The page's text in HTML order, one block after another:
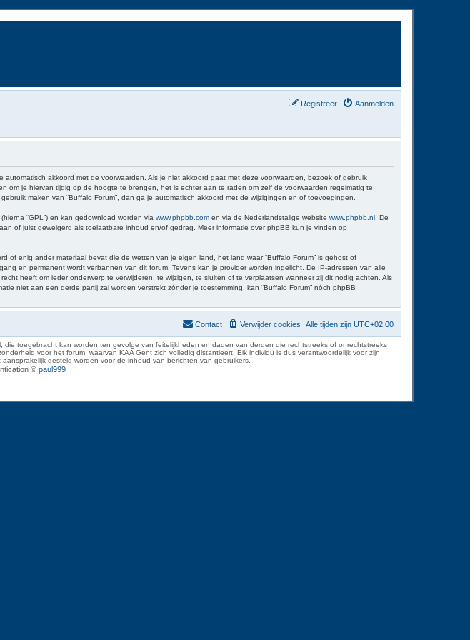
Aanmelden
Registreer
automatisch akkoord met de voorwaarden. Als je niet akkoord gaat met deze voorwaarden, bezoek of gebruik
om je hiervan tijdig op de hoogte te brengen, het is echter aan te raden om zelf de voorwaarden regelmatig te
maken van “Buffalo Forum”, dan ga je automatisch akkoord met de wijzigingen en of toevoegingen.
(hierna “GPL”) en kan gedownload worden via www.phpbb.com en via de Nederlandstalige website www.phpbb.nl . De
of juist geweigerd als toelaatbare inhoud en/of gedrag. Meer informatie over phpBB kun je vinden op
enig ander materiaal bevat die de wetten van je eigen land, het land waar “Buffalo Forum” is gehost of
en permanent wordt verbannen van dit forum. Tevens kan je provider worden ingelicht. De IP-adressen van alle
heeft om ieder onderwerp te verwijderen, te wijzigen, te sluiten of te verplaatsen wanneer zij dit nodig achten. Als
niet aan een derde partij zal worden verstrekt zónder je toestemming, kan “Buffalo Forum” nóch phpBB
Alle tijden zijn UTC+02:00
Verwijder cookies
Contact
toegebracht kan worden ten gevolge van feitelijkheden en daden van derden die rechtstreeks of onrechtstreeks
voor het forum, waarvan KAA Gent zich volledig distantieert. Elk individu is dus verantwoordelijk voor zijn
gesteld worden voor de inhoud van berichten van gebruikers.
© paul999